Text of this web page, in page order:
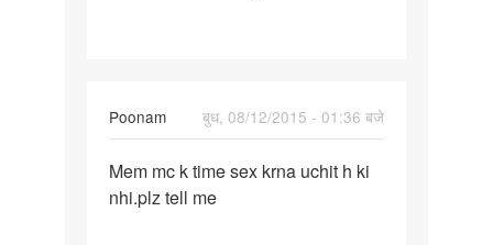
Poonam
बुध, 08/12/2015 - 01:36 बजे
Mem
mc
Mem mc k time sex krna uchit h ki
nhi.plz tell me